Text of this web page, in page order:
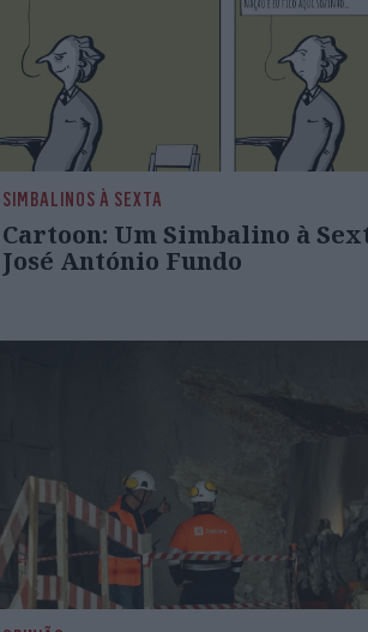
SIMBALINOS À SEXTA
Cartoon: Um Simbalino à
José António Fundo